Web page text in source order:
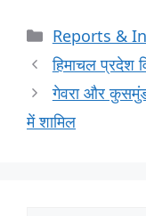
Reports &
हिमाचल प्रदेश
गेवरा और
में शामिल